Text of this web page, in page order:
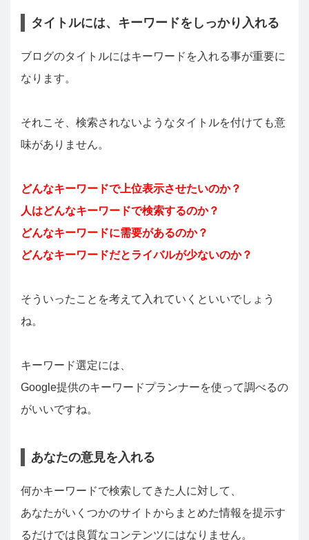
タイトルには、キーワードをしっかり入れる
ブログのタイトルにはキーワードを入れる事が重要に
なります。
それこそ、検索されないようなタイトルを付けても意
味がありません。
どんなキーワードで上位表示させたいのか？
人はどんなキーワードで検索するのか？
どんなキーワードに需要があるのか？
どんなキーワードだとライバルが少ないのか？
そういったことを考えて入れていくといいでしょう
ね。
キーワード選定には、
Google提供のキーワードプランナーを使って調べるの
がいいですね。
あなたの意見を入れる
何かキーワードで検索してきた人に対して、
あなたがいくつかのサイトからまとめた情報を提示す
るだけでは良質なコンテンツにはなりません。